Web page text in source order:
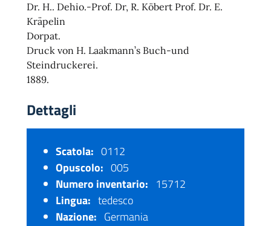
Dr. H.. Dehio.-Prof. Dr, R. Köbert Prof. Dr. E.
Kräpelin
Dorpat.
Druck von H. Laakmann’s Buch-und
Steindruckerei.
1889.
Dettagli
Scatola: 0112
Opuscolo: 005
Numero inventario: 15712
Lingua: tedesco
Nazione: Germania